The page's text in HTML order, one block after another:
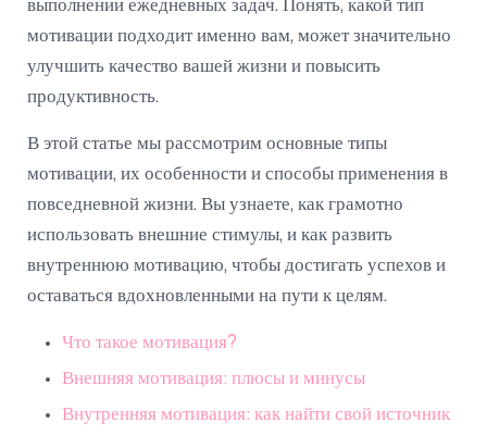
выполнении ежедневных задач. Понять, какой тип
мотивации подходит именно вам, может значительно
улучшить качество вашей жизни и повысить
продуктивность.
В этой статье мы рассмотрим основные типы
мотивации, их особенности и способы применения в
повседневной жизни. Вы узнаете, как грамотно
использовать внешние стимулы, и как развить
внутреннюю мотивацию, чтобы достигать успехов и
оставаться вдохновленными на пути к целям.
Что такое мотивация?
Внешняя мотивация: плюсы и минусы
Внутренняя мотивация: как найти свой источник